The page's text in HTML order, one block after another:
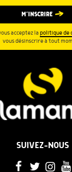
M’INSCRIRE
acceptez la politique de
vous désinscrire à tout
SUIVEZ-NOUS